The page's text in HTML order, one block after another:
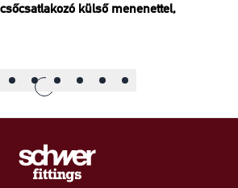
külső menenettel,